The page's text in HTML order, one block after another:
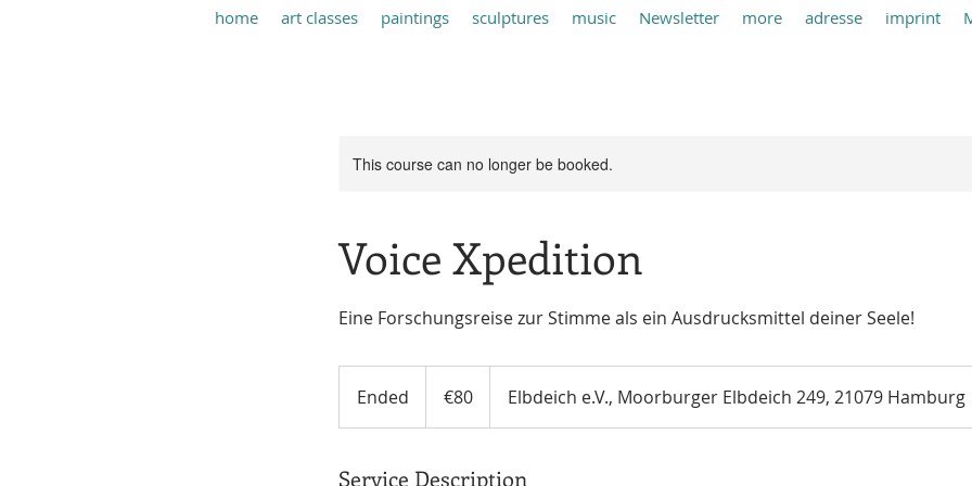
home art classes paintings sculptures music Newsletter more adresse imprint
This course can no longer be booked.
Voice Xpedition
Eine Forschungsreise zur Stimme als ein Ausdrucksmittel deiner Seele!
Ended
n
e
€80 Elbdeich e.V., Moorburger Elbdeich 249, 21079 Hamburg
Service Description